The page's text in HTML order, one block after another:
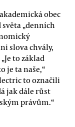
obec
„denních
slova chvály,
to základ
je ta naše,“
to označili
jak dále růst
právům.“